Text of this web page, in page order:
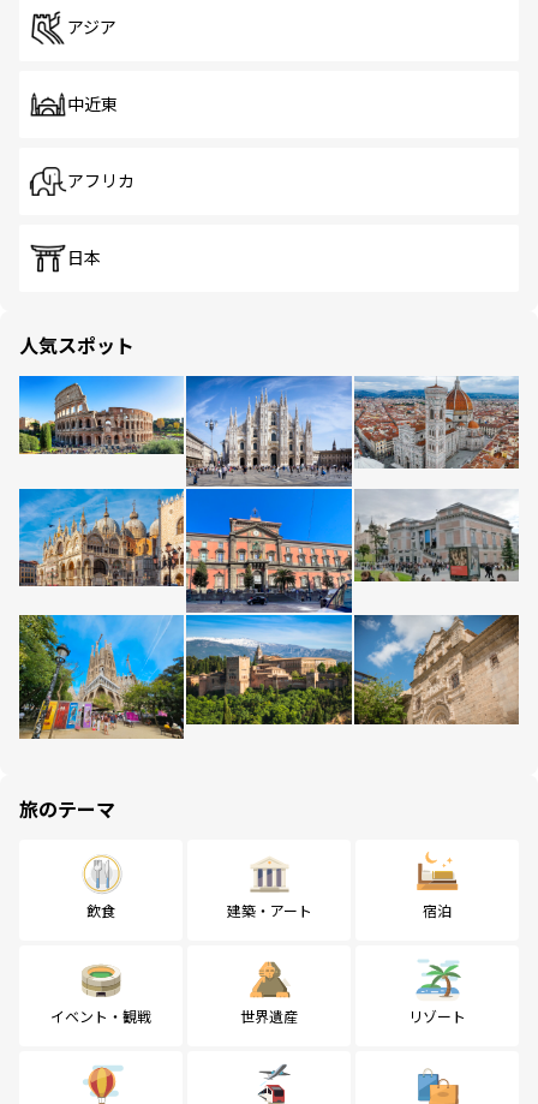
アジア
中近東
アフリカ
日本
人気スポット
旅のテーマ
飲食 建築・アート 宿泊
イベント・観戦 世界遺産 リゾート